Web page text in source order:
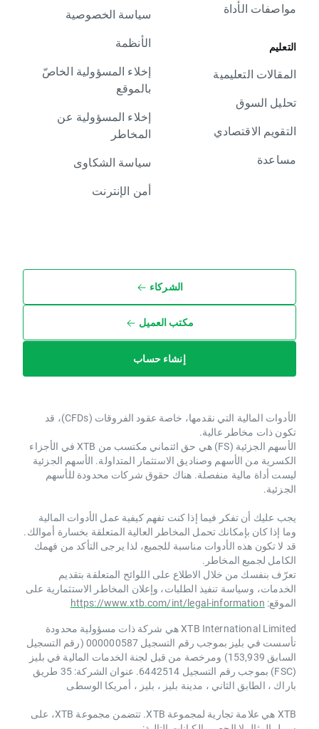
مواصفات الأداة
التعليم
المقالات التعليمية
تحليل السوق
التقويم الاقتصادي
مساعدة
سياسة الخصوصية
الأنظمة
إخلاء المسؤولية الخاصّ
بالموقع
إخلاء المسؤولية عن
المخاطر
سياسة الشكاوى
أمن الإنترنت
الشركاء
مكتب العميل
إنشاء حساب
الأدوات المالية التي نقدمها، خاصة عقود الفروقات (CFDs)، قد
تكون ذات مخاطر عالية.
الأسهم الجزئية (FS) هي حق ائتماني مكتسب من XTB ​​في الأجزاء
الكسرية من الأسهم وصناديق الاستثمار المتداولة. الأسهم الجزئية
ليست أداة مالية منفصلة. هناك حقوق شركات محدودة للأسهم
الجزئية.
يجب عليك أن تفكر فيما إذا كنت تفهم كيفية عمل الأدوات المالية
وما إذا كان بإمكانك تحمل المخاطر العالية المتعلقة بخسارة أموالك.
قد لا تكون هذه الأدوات مناسبة للجميع، لذا يرجى التأكد من فهمك
الكامل لجميع المخاطر.
تعرّف بنفسك من خلال الاطلاع على اللوائح المتعلقة بتقديم
الخدمات، وسياسة تنفيذ الطلبات، وإعلان المخاطر الاستثمارية على
الموقع: https://www.xtb.com/int/legal-information
XTB International Limited هي شركة ذات مسؤولية محدودة
تأسست في بليز بموجب رقم التسجيل 000000587 (رقم التسجيل
السابق 153,939) ومرخصة من قبل لجنة الخدمات المالية في بليز
(FSC) بموجب رقم التسجيل 6442514. عنوان الشركة: 35 طريق
باراك ، الطابق الثاني ، مدينة بليز ، بليز ، أمريكا الوسطى
XTB هي علامة تجارية لمجموعة XTB. تتضمن مجموعة XTB، على